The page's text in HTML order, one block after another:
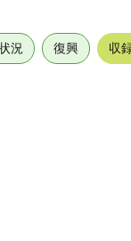
況 復興 収